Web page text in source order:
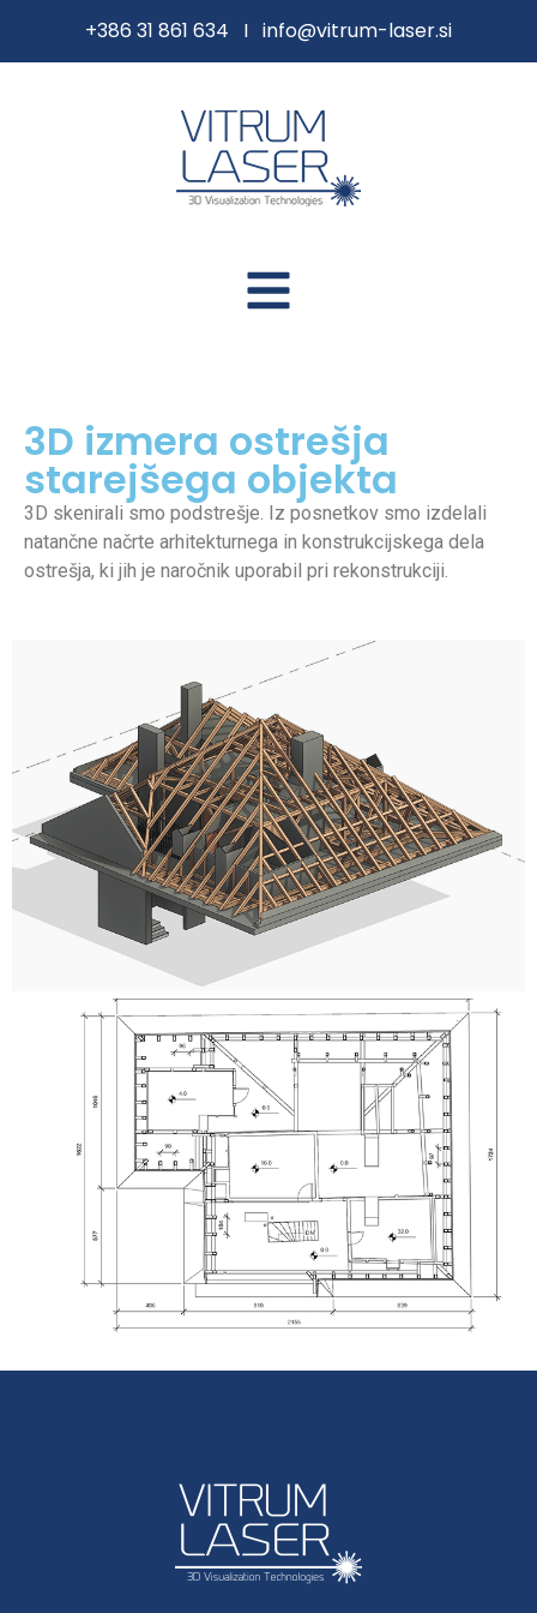
+386 31 861 634 I info@vitrum-laser.si
3D izmera ostrešja
starejšega objekta
3D skenirali smo podstrešje. Iz posnetkov smo izdelali
natančne načrte arhitekturnega in konstrukcijskega dela
ostrešja, ki jih je naročnik uporabil pri rekonstrukciji.